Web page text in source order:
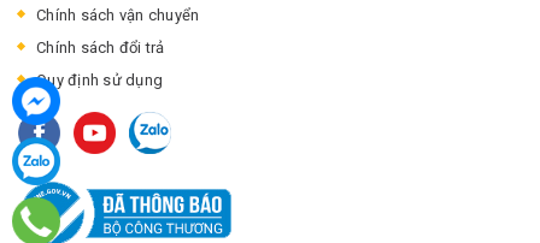
Chính sách vận chuyển
Chính sách đổi trả
Quy định sử dụng